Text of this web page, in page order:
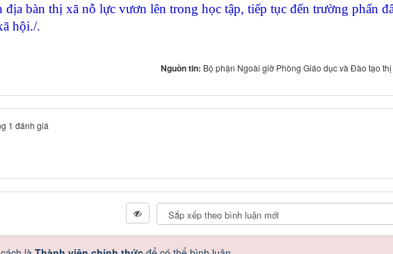
địa bàn thị xã nỗ lực vươn lên trong học tập, tiếp tục đến trường phấn
hội./.
Nguồn tin: Bộ phận Ngoài giờ Phòng Giáo dục và Đào tạo
1 đánh giá